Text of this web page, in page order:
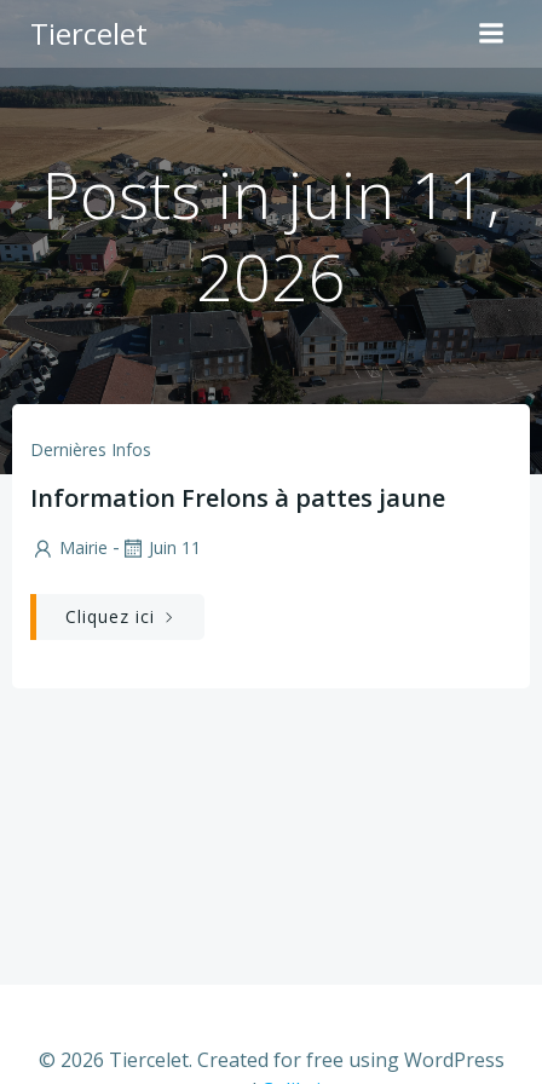
contenu
Tiercelet
Posts in juin 11,
2026
Dernières Infos
Information Frelons à pattes jaune
Mairie - Juin 11
Cliquez ici
© 2026 Tiercelet. Created for free using WordPress